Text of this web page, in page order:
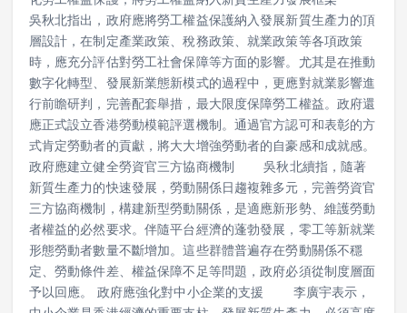
化勞工權益保護，將勞工權益納入新質生產力發展框架
吳秋北指出，政府應將勞工權益保護納入發展新質生產力的頂
層設計，在制定產業政策、稅務政策、就業政策等各項政策
時，應充分評估對勞工社會保障等方面的影響。尤其是在推動
數字化轉型、發展新業態新模式的過程中，更應對就業影響進
行前瞻研判，完善配套舉措，最大限度保障勞工權益。政府還
應正式設立香港勞動模範評選機制。通過官方認可和表彰的方
式肯定勞動者的貢獻，將大大增強勞動者的自豪感和成就感。
政府應建立健全勞資官三方協商機制 吳秋北續指，隨著
新質生產力的快速發展，勞動關係日趨複雜多元，完善勞資官
三方協商機制，構建新型勞動關係，是適應新形勢、維護勞動
者權益的必然要求。伴隨平台經濟的蓬勃發展，零工等新就業
形態勞動者數量不斷增加。這些群體普遍存在勞動關係不穩
定、勞動條件差、權益保障不足等問題，政府必須從制度層面
予以回應。 政府應強化對中小企業的支援 李廣宇表示，